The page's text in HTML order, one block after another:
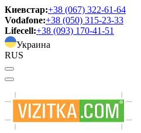
Киевстар:+38 (067) 322-61-64
Vodafone:+38 (050) 315-23-33
Lifecell:+38 (093) 170-41-51
Украина
RUS